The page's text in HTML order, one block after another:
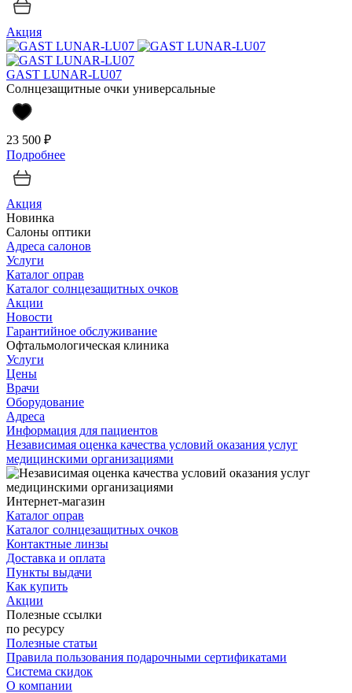
Акция
GAST LUNAR-LU07
Солнцезащитные очки универсальные
23 500 ₽
Подробнее
Акция
Новинка
Салоны оптики
Адреса салонов
Услуги
Каталог оправ
Каталог солнцезащитных очков
Акции
Новости
Гарантийное обслуживание
Офтальмологическая клиника
Услуги
Цены
Врачи
Оборудование
Адреса
Информация для пациентов
Независимая оценка качества условий оказания услуг
медицинскими организациями
Интернет-магазин
Каталог оправ
Каталог солнцезащитных очков
Контактные линзы
Доставка и оплата
Пункты выдачи
Как купить
Акции
Полезные ссылки
по ресурсу
Полезные статьи
Правила пользования подарочными сертификатами
Система скидок
О компании